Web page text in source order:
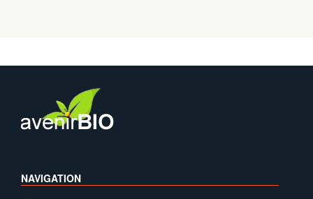
NAVIGATION